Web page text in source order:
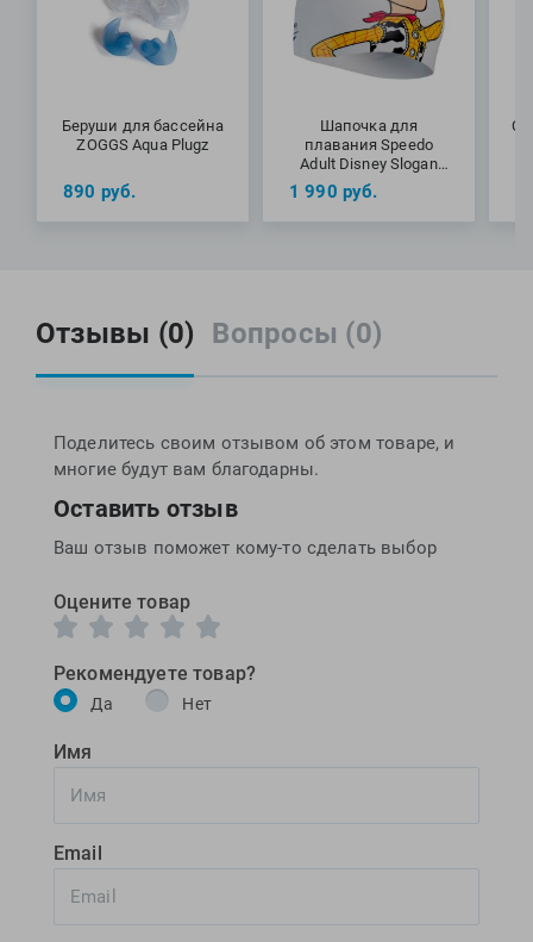
Беруши для бассейна
ZOGGS Aqua Plugz
890 руб.
Шапочка для
плавания Speedo
Adult Disney Slogan
Print Woody Cap Toy
Story White
1 990 руб.
Отзывы (0) Вопросы (0)
Поделитесь своим отзывом об этом товаре, и
многие будут вам благодарны.
Оставить отзыв
Ваш отзыв поможет кому-то сделать выбор
Оцените товар
Рекомендуете товар?
Да Нет
Имя
Email